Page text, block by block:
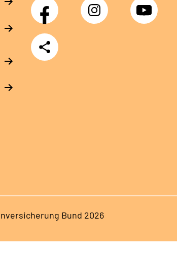
Facebook Instagram YouTube
Teilen
Bund 2026